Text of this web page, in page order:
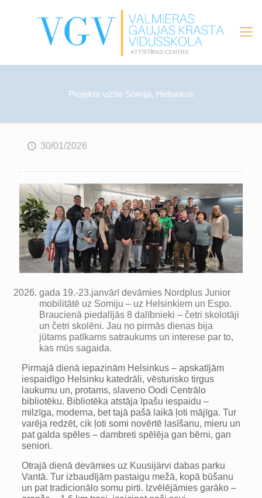
Projekta vizīte Somijā, Helsinkos
30/01/2026
gada 19.-23.janvārī devāmies Nordplus Junior
mobilitātē uz Somiju – uz Helsinkiem un Espo.
Braucienā piedalījās 8 dalībnieki – četri skolotāji
un četri skolēni. Jau no pirmās dienas bija
jūtams patīkams satraukums un interese par to,
kas mūs sagaida.
Pirmajā dienā iepazinām Helsinkus – apskatījām
iespaidīgo Helsinku katedrāli, vēsturisko tirgus
laukumu un, protams, slaveno Oodi Centrālo
bibliotēku. Bibliotēka atstāja īpašu iespaidu –
milzīga, moderna, bet tajā pašā laikā ļoti mājīga. Tur
varēja redzēt, cik ļoti somi novērtē lasīšanu, mieru un
pat galda spēles – dambreti spēlēja gan bērni, gan
seniori.
Otrajā dienā devāmies uz Kuusijärvi dabas parku
Vantā. Tur izbaudījām pastaigu mežā, kopā būšanu
un pat tradicionālo somu pirti. Izvēlējāmies garāko –